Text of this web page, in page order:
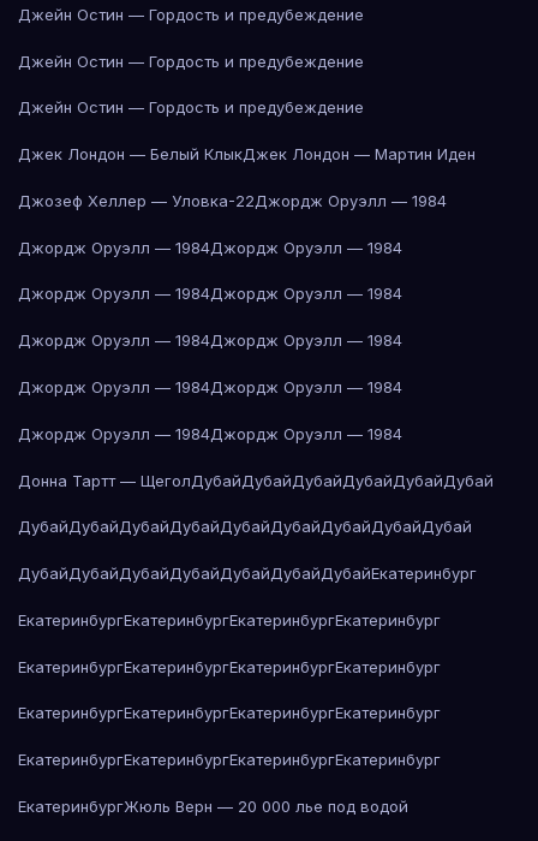
Джейн Остин — Гордость и предубеждение
Джейн Остин — Гордость и предубеждение
Джейн Остин — Гордость и предубеждение
Джек Лондон — Белый КлыкДжек Лондон — Мартин Иден
Джозеф Хеллер — Уловка-22Джордж Оруэлл — 1984
Джордж Оруэлл — 1984Джордж Оруэлл — 1984
Джордж Оруэлл — 1984Джордж Оруэлл — 1984
Джордж Оруэлл — 1984Джордж Оруэлл — 1984
Джордж Оруэлл — 1984Джордж Оруэлл — 1984
Джордж Оруэлл — 1984Джордж Оруэлл — 1984
Донна Тартт — ЩеголДубайДубайДубайДубайДубайДубай
ДубайДубайДубайДубайДубайДубайДубайДубайДубай
ДубайДубайДубайДубайДубайДубайДубайЕкатеринбург
ЕкатеринбургЕкатеринбургЕкатеринбургЕкатеринбург
ЕкатеринбургЕкатеринбургЕкатеринбургЕкатеринбург
ЕкатеринбургЕкатеринбургЕкатеринбургЕкатеринбург
ЕкатеринбургЕкатеринбургЕкатеринбургЕкатеринбург
ЕкатеринбургЖюль Верн — 20 000 лье под водой